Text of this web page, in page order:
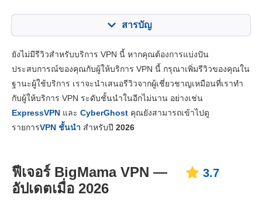
สารบัญ
คุณสมบัติหลัก 3.7
แอปและการติดตั้ง 5.0
ราคา
ความเสถียร & การช่วยเหลือ 3.5
ยังไม่มีรีวิวสำหรับบริการ VPN นี้ หากคุณต้องการแบ่งปัน
ประสบการณ์ของคุณกับผู้ให้บริการ VPN นี้ กรุณาเพิ่มรีวิวของคุณใน
ฐานะผู้ใช้บริการ เราจะนำเสนอรีวิวจากผู้เชี่ยวชาญเหมือนที่เราทำ
กับผู้ให้บริการ VPN ระดับชั้นนำในอีกไม่นาน อย่างเช่น
ExpressVPN และ CyberGhost คุณยังสามารถเข้าไปดู
รายการVPN ชั้นนำ สำหรับปี 2026
ฟีเจอร์ BigMama VPN —
อัปเดตเมื่อ 2026
3.7